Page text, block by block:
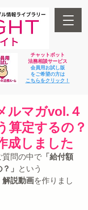
チャットボット
法務相談サービス
会員用お試し版
をご希望の方は
​こちらをクリック！
ルマガvol.４
算定するの？
成しました
質問の中で 「給付額
」
という
解説動画を作りまし